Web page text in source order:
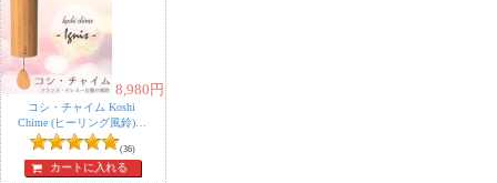
コシ・チャイム Koshi
Chime (ヒーリング風鈴)
癒やし ヒーリング 風
鈴 ヨガ - Ignis 火
8,980 円
(36)
カートに入れる